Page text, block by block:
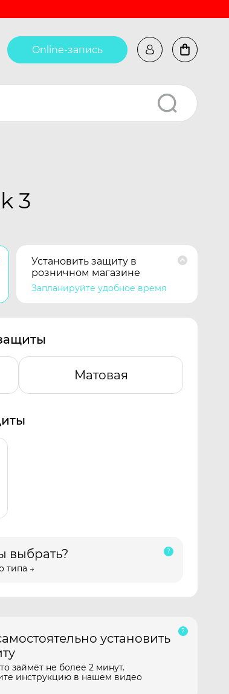
Online-запись
3
Установить защиту в
розничном магазине
Запланируйте удобное время
Матовая
выбрать?
типа →
установить
займёт не более 2 минут.
инструкцию в нашем видео